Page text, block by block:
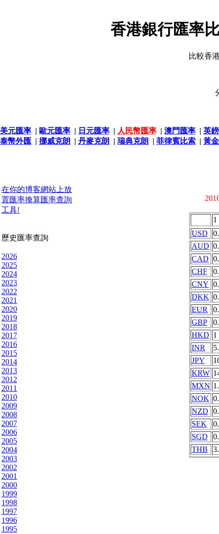
香港銀行匯率
比較香
美元匯率 | 歐元匯率 | 日元匯率 | 人民幣匯率 | 澳門匯率 | 英
泰幣外匯 | 挪威克朗 | 丹麥克朗 | 瑞典克朗 | 菲律賓比索 | 黃
在你的博客網站上放
置匯率換算匯率查詢
工具!
歷史匯率查詢
2026
2025
2024
2023
2022
2021
2020
2019
2018
2017
2016
2015
2014
2013
2012
2011
2010
2009
2008
2007
2006
2005
2004
2003
2002
2001
2000
1999
1998
1997
1996
1995
1
USD
AUD
CAD
CHF
CNY
DKK
EUR
GBP
HKD 1
INR
JPY
KRW
MXN
NOK
NZD
SEK
SGD
THB